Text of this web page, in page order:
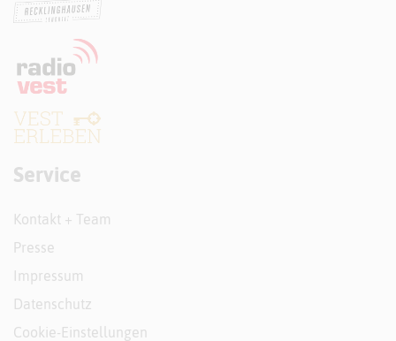
Service
Kontakt + Team
Presse
Impressum
Datenschutz
Cookie-Einstellungen